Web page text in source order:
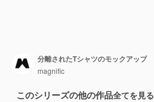
分離されたTシャツのモックアップ
magnific
このシリーズの他の作品全てを見る